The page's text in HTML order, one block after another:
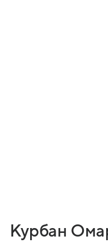
Курбан